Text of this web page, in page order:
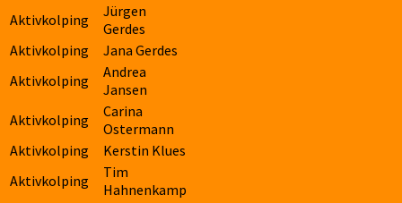
Aktivkolping
Jürgen
Gerdes
Aktivkolping
Jana Gerdes
Aktivkolping
Andrea
Jansen
Aktivkolping
Carina
Ostermann
Aktivkolping
Kerstin Klues
Aktivkolping
Tim
Hahnenkamp